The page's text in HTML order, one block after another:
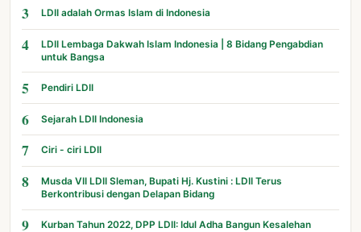
3 LDII adalah Ormas Islam di Indonesia
4
LDII Lembaga Dakwah Islam Indonesia | 8 Bidang Pengabdian
untuk Bangsa
5 Pendiri LDII
6 Sejarah LDII Indonesia
7 Ciri - ciri LDII
8
Musda VII LDII Sleman, Bupati Hj. Kustini : LDII Terus
Berkontribusi dengan Delapan Bidang
9
Kurban Tahun 2022, DPP LDII: Idul Adha Bangun Kesalehan